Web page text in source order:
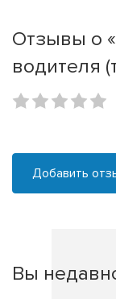
Отзывы о
водителя
Добавить
Вы